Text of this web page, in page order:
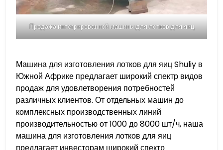
Продажа интегрированной машины для лотков для яиц
Машина для изготовления лотков для яиц Shuliy в
Южной Африке предлагает широкий спектр видов
продаж для удовлетворения потребностей
различных клиентов. От отдельных машин до
комплексных производственных линий
производительностью от 1000 до 8000 шт/ч, наша
машина для изготовления лотков для яиц